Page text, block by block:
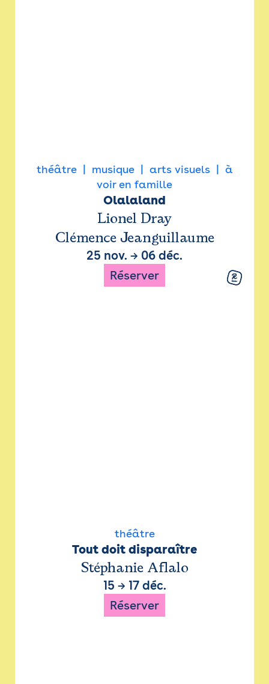
théâtre musique arts visuels
à
voir en famille
Olalaland
Lionel Dray
Clémence Jeanguillaume
25 nov. → 06 déc.
Réserver
théâtre
Tout doit disparaître
Stéphanie Aflalo
15 → 17 déc.
Réserver